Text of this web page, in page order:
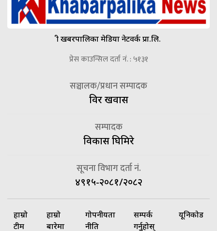
श्री खबरपालिका मेडिया नेटवर्क प्रा.लि.
प्रेस काउन्सिल दर्ता नं. : ५१३१
सञ्चालक/प्रधान सम्पादक
विदुर खवास
सम्पादक
विकास घिमिरे
सूचना विभाग दर्ता नं.
४९१५-२०८१/२०८२
हाम्रो
टीम
हाम्रो
बारेमा
गोपनीयता
नीति
सम्पर्क
गर्नुहोस्
यूनिकोड